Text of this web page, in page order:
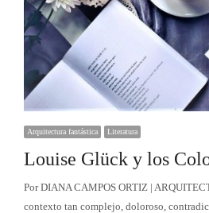
Arquitectura fantástica Literatura
Louise Glück y los
Por DIANA CAMPOS ORTIZ |
contexto tan complejo, doloroso,